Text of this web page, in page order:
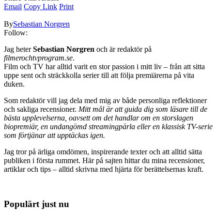
Email Copy Link Print
BySebastian Norgren
Follow:
Jag heterSebastian Norgren och är redaktör på
filmerochtvprogram.se.
Film och TV har alltid varit en stor passion i mitt liv – från att sitta
uppe sent och sträckkolla serier till att följa premiärerna på vita
duken.
Som redaktör vill jag dela med mig av både personliga reflektioner
och sakliga recensioner. Mitt mål är att guida dig som läsare till de
bästa upplevelserna, oavsett om det handlar om en storslagen
biopremiär, en undangömd streamingpärla eller en klassisk TV-serie
som förtjänar att upptäckas igen.
Jag tror på ärliga omdömen, inspirerande texter och att alltid sätta
publiken i första rummet. Här på sajten hittar du mina recensioner,
artiklar och tips – alltid skrivna med hjärta för berättelsernas kraft.
Populärt just nu